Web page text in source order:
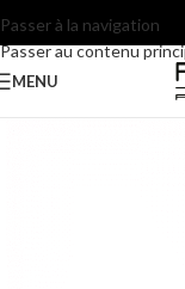
Passer à la navigation
Passer au contenu
MENU